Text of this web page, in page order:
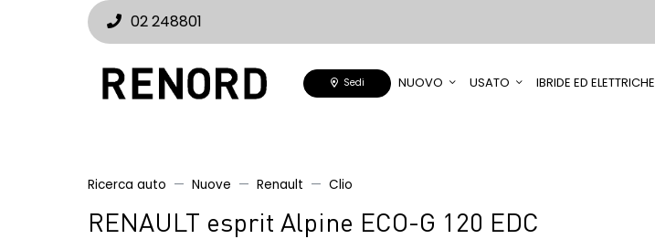
02 248801
Sedi NUOVO USATO IBRIDE ED ELETTRICHE
Ricerca auto Nuove Renault Clio
RENAULT esprit Alpine ECO-G 120 EDC